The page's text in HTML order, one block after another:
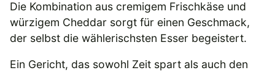
Die Kombination aus cremigem Frischkäse und
würzigem Cheddar sorgt für einen Geschmack,
der selbst die wählerischsten Esser begeistert.
Ein Gericht, das sowohl Zeit spart als auch den